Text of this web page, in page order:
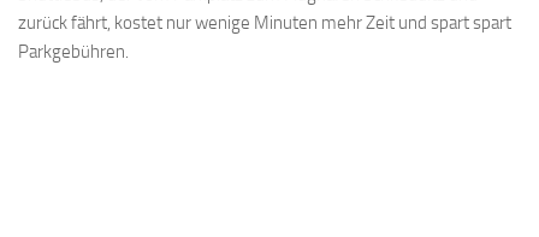
zurück fährt, kostet nur wenige Minuten mehr Zeit und spart spart
Parkgebühren.